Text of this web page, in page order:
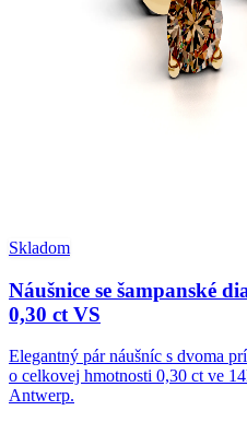
Skladom
Náušnice se šampanské
0,30 ct VS
Elegantný pár náušníc s dvoma
o celkovej hmotnosti 0,30 ct ve
Antwerp.